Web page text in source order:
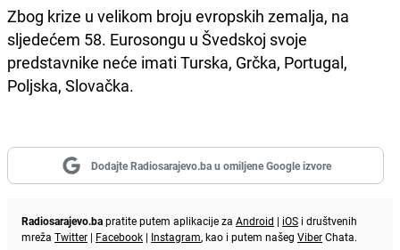
Zbog krize u velikom broju evropskih zemalja, na
sljedećem 58. Eurosongu u Švedskoj svoje
predstavnike neće imati Turska, Grčka, Portugal,
Poljska, Slovačka.
Dodajte Radiosarajevo.ba u omiljene Google izvore
Radiosarajevo.bapratite putem aplikacije za Android | iOS i društvenih
mreža Twitter | Facebook | Instagram, kao i putem našeg ViberChata.